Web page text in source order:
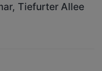
Tiefurter Allee